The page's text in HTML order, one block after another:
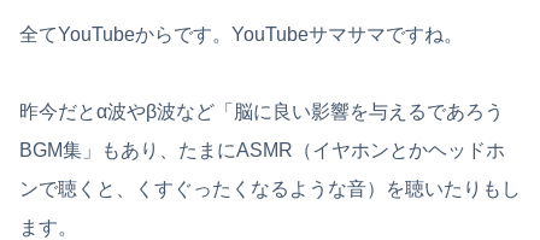
全てYouTubeからです。YouTubeサマサマですね。
昨今だとα波やβ波など「脳に良い影響を与えるであろう
BGM集」もあり、たまにASMR（イヤホンとかヘッドホ
ンで聴くと、くすぐったくなるような音）を聴いたりもし
ます。